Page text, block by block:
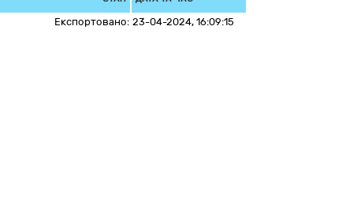
Експортовано: 23-04-2024, 16:09:15